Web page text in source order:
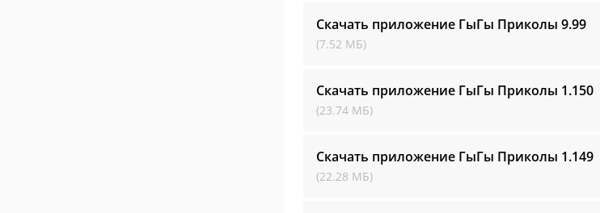
Скачать приложение ГыГы Приколы 9.99
(7.52 МБ)
Скачать приложение ГыГы Приколы 1.150
(23.74 МБ)
Скачать приложение ГыГы Приколы 1.149
(22.28 МБ)